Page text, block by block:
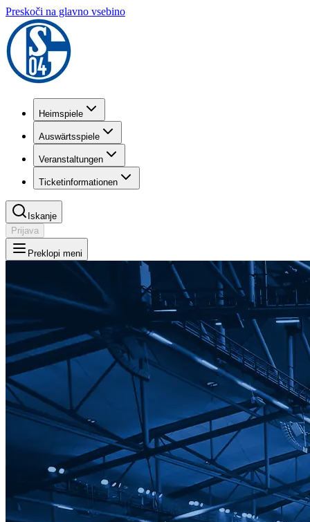
Preskoči na glavno vsebino
Heimspiele
Auswärtsspiele
Veranstaltungen
Ticketinformationen
Iskanje
Prijava
Preklopi meni